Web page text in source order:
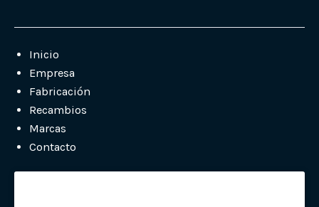
Inicio
Empresa
Fabricación
Recambios
Marcas
Contacto